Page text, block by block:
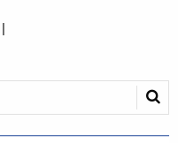
|